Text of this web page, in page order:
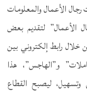
الأعمال والمعلومات
الأعمال” لتقديم بعض
خلال رابط إلكتروني بين
و”الهاجس”، هذا
ليصبح القطاع